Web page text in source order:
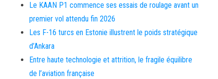
Le KAAN P1 commence ses essais de roulage avant un
premier vol attendu fin 2026
Les F-16 turcs en Estonie illustrent le poids stratégique
d’Ankara
Entre haute technologie et attrition, le fragile équilibre
de l’aviation française